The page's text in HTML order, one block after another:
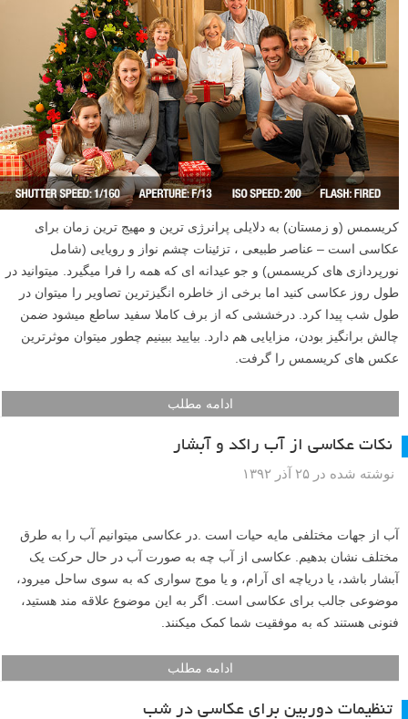
کریسمس (و زمستان) به دلایلی پرانرژی ترین و مهیج ترین زمان برای
عکاسی است – عناصر طبیعی ، تزئینات چشم نواز و رویایی (شامل
نورپردازی های کریسمس) و جو عیدانه ای که همه را فرا میگیرد. میتوانید در
طول روز عکاسی کنید اما برخی از خاطره انگیزترین تصاویر را میتوان در
طول شب پیدا کرد. درخششی که از برف کاملا سفید ساطع میشود ضمن
چالش برانگیز بودن، مزایایی هم دارد. بیایید ببینیم چطور میتوان موثرترین
عکس های کریسمس را گرفت.
ادامه مطلب
نکات عکاسی از آب راکد و آبشار
نوشته شده در ۲۵ آذر ۱۳۹۲